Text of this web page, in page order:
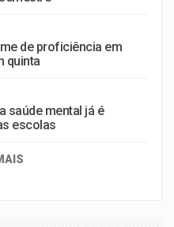
de proficiência em
quinta
saúde mental já é
escolas